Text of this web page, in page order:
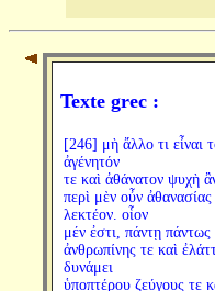
Texte grec :
[246] μὴ ἄλλο τι εἶναι
ἀγένητόν
τε καὶ ἀθάνατον ψυχὴ
περὶ μὲν οὖν
λεκτέον. οἷον
μέν ἐστι, πάντῃ πάντως
ἀνθρωπίνης τε καὶ
δυνάμει
ὑποπτέρου ζεύγους τε